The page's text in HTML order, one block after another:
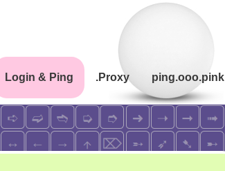
Login & Ping .Proxy ping.ooo.pink